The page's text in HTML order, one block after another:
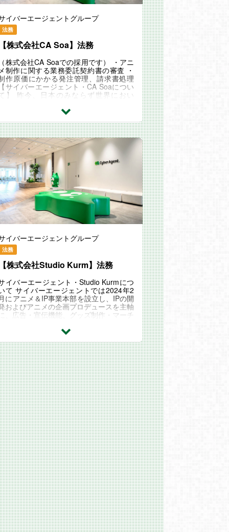
イバーエージェントグループ
法務
株式会社CA Soa】法務
株式会社CA Soaでの採用です） ・アニ
制作に関する業務委託契約書の審査 ・
作原価にかかる発注管理、請求書処理
サイバーエージェント・CA Soaについ
】 昨今、日本のみならず世界におい
イバーエージェントグループ
法務
株式会社Studio Kurm】法務
イバーエージェント・Studio Kurmにつ
て サイバーエージェントでは2024年2
にアニメ＆IP事業本部を設立し、IPの開
およびアニメの企画プロデュースを主軸
、広告・宣伝機能、グッズ制作・マーチ